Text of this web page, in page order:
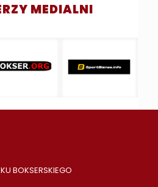
MEDIALNI
BOKSERSKIEGO